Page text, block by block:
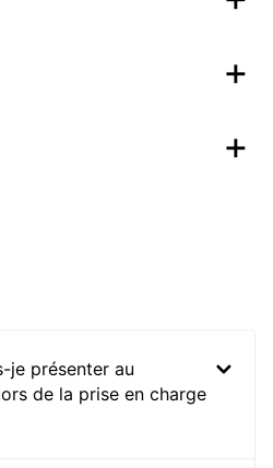
je présenter au
de la prise en charge